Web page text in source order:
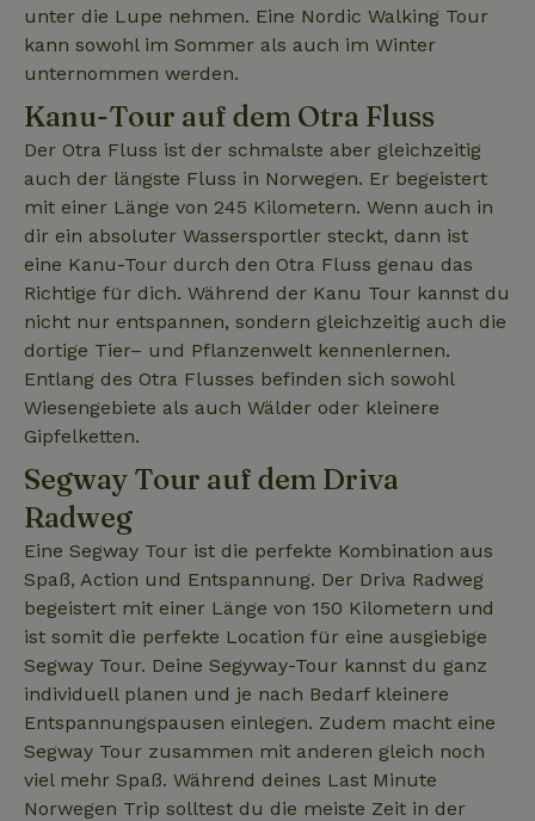
unter die Lupe nehmen. Eine Nordic Walking Tour
kann sowohl im Sommer als auch im Winter
unternommen werden.
Kanu-Tour auf dem Otra Fluss
Der Otra Fluss ist der schmalste aber gleichzeitig
auch der längste Fluss in Norwegen. Er begeistert
mit einer Länge von 245 Kilometern. Wenn auch in
dir ein absoluter Wassersportler steckt, dann ist
eine Kanu-Tour durch den Otra Fluss genau das
Richtige für dich. Während der Kanu Tour kannst du
nicht nur entspannen, sondern gleichzeitig auch die
dortige Tier– und Pflanzenwelt kennenlernen.
Entlang des Otra Flusses befinden sich sowohl
Wiesengebiete als auch Wälder oder kleinere
Gipfelketten.
Segway Tour auf dem Driva
Radweg
Eine Segway Tour ist die perfekte Kombination aus
Spaß, Action und Entspannung. Der Driva Radweg
begeistert mit einer Länge von 150 Kilometern und
ist somit die perfekte Location für eine ausgiebige
Segway Tour. Deine Segyway-Tour kannst du ganz
individuell planen und je nach Bedarf kleinere
Entspannungspausen einlegen. Zudem macht eine
Segway Tour zusammen mit anderen gleich noch
viel mehr Spaß. Während deines Last Minute
Norwegen Trip solltest du die meiste Zeit in der
_nhft_search-group-
_nhft_search-lowest-price www.naturhaeuschen.de
_cfuvid .challenges.cloudflare.com